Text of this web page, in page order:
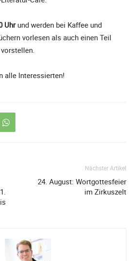
Uhrund werden bei Kaffee und
vorlesen als auch einen Teil
alle Interessierten!
Nächster Artikel
24. August: Wortgottesfeier
im Zirkuszelt